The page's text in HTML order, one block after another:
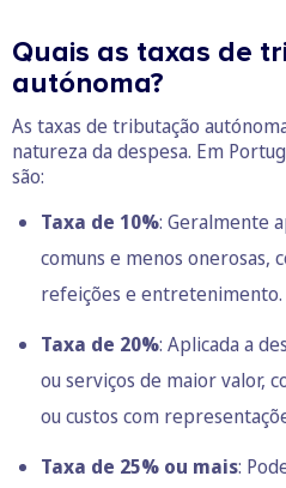
Quais as taxas de
autónoma?
As taxas de tributação
natureza da despesa. Em
são:
Taxa de 10%: Geralmente
comuns e menos onerosas,
refeições e entretenimento.
Taxa de 20%: Aplicada a
ou serviços de maior valor,
ou custos com
Taxa de 25% ou mais: